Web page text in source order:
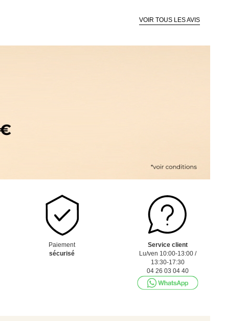
VOIR TOUS LES AVIS
Paiement
sécurisé
Service client
Lu/ven 10:00-13:00 /
13:30-17:30
04 26 03 04 40